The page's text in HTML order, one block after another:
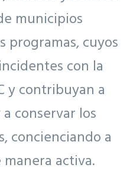
municipios
programas, cuyos
con la
y contribuyan a
conservar los
concienciando a
activa.